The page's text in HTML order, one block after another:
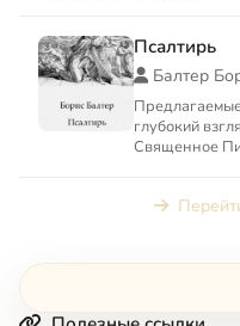
Псалтирь
Балтер
глубокий
Священное